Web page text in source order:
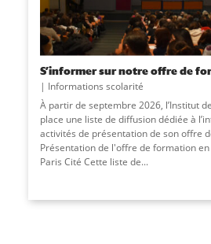
S’informer sur notre offre de
Informations scolarité
À partir de septembre 2026, l’Institut
place une liste de diffusion dédiée à
activités de présentation de son offre
Présentation de l'offre de formation
Paris Cité Cette liste de...